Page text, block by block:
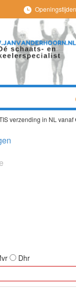
Openingstijden
verzending in NL vanaf
Dhr